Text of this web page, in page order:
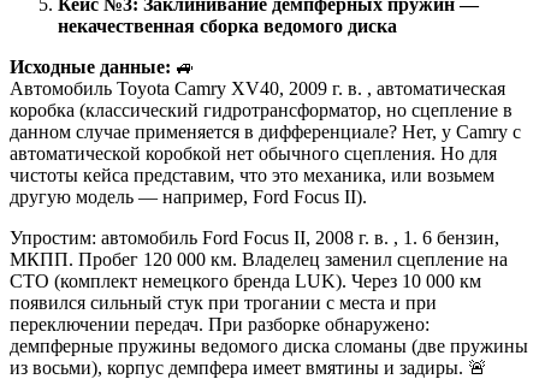
некачественная сборка ведомого диска
Исходные данные: 🚙
Автомобиль Toyota Camry XV40, 2009 г. в. , автоматическая
коробка (классический гидротрансформатор, но сцепление в
данном случае применяется в дифференциале? Нет, у Camry с
автоматической коробкой нет обычного сцепления. Но для
чистоты кейса представим, что это механика, или возьмем
другую модель — например, Ford Focus II).
Упростим: автомобиль Ford Focus II, 2008 г. в. , 1. 6 бензин,
МКПП. Пробег 120 000 км. Владелец заменил сцепление на
СТО (комплект немецкого бренда LUK). Через 10 000 км
появился сильный стук при трогании с места и при
переключении передач. При разборке обнаружено:
демпферные пружины ведомого диска сломаны (две пружины
из восьми), корпус демпфера имеет вмятины и задиры. 🚨